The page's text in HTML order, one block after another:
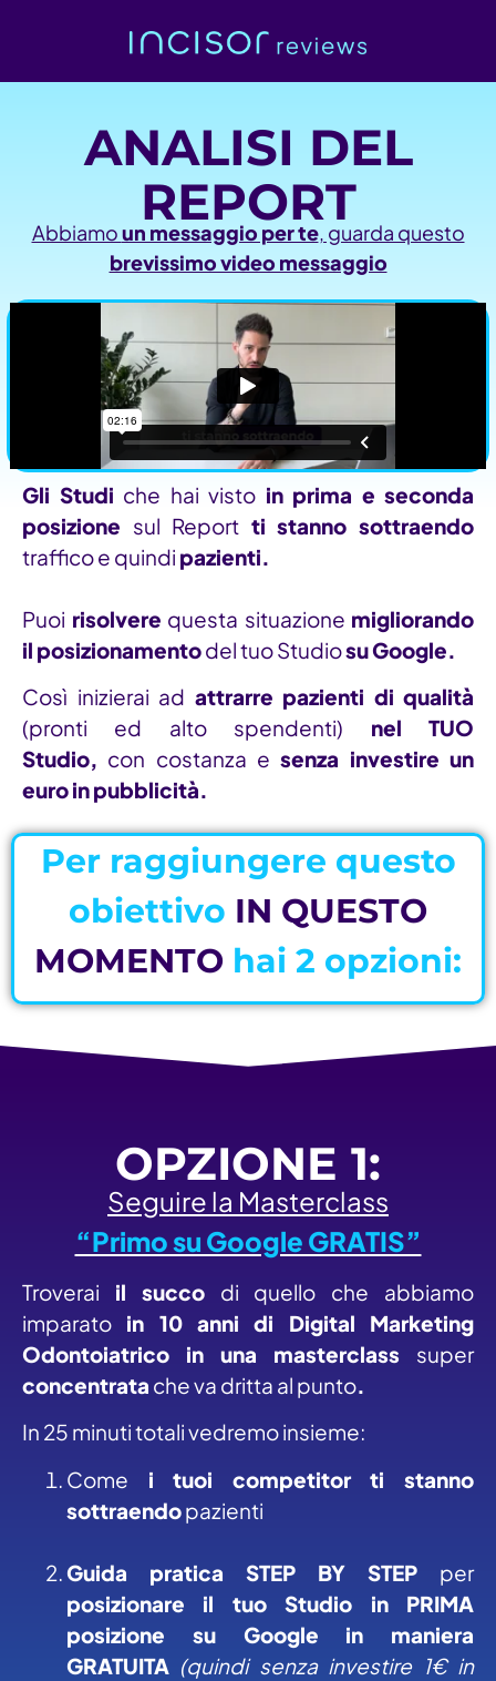
ANALISI DEL
REPORT
Abbiamoun messaggio per te, guarda questo
brevissimo video messaggio
Gli Studi che hai visto in prima e seconda
posizione sul Report ti stanno sottraendo
traffico e quindi pazienti.
Puoi risolvere questa situazione migliorando
il posizionamentodel tuo Studiosu Google.
Così inizierai ad attrarre pazienti di qualità
(pronti ed alto spendenti) nel TUO
Studio, con costanza e senza investire un
euro in pubblicità.
Per raggiungere questo
obiettivo IN QUESTO
MOMENTO hai 2 opzioni:
OPZIONE 1:
Seguire la Masterclass
“Primo su Google GRATIS”
Troverai il succodi quello che abbiamo
imparato in 10 anni di Digital Marketing
Odontoiatrico in una masterclass super
concentrata che va dritta al punto.
In 25 minuti totali vedremo insieme:
Come i tuoi competitor ti stanno
sottraendopazienti
Guida pratica STEP BY STEP per
posizionare il tuo Studio in PRIMA
posizione su Google in maniera
GRATUITA (quindi senza investire 1€ in